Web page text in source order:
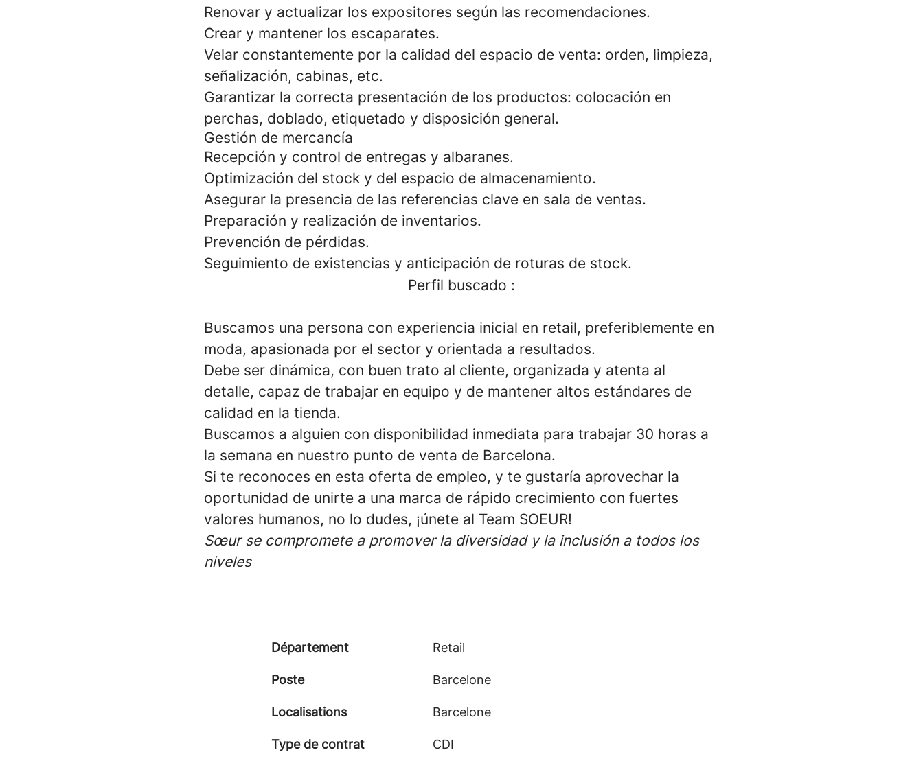
Renovar y actualizar los expositores según las recomendaciones.
Crear y mantener los escaparates.
Velar constantemente por la calidad del espacio de venta: orden, limpieza,
señalización, cabinas, etc.
Garantizar la correcta presentación de los productos: colocación en
perchas, doblado, etiquetado y disposición general.
Gestión de mercancía
Recepción y control de entregas y albaranes.
Optimización del stock y del espacio de almacenamiento.
Asegurar la presencia de las referencias clave en sala de ventas.
Preparación y realización de inventarios.
Prevención de pérdidas.
Seguimiento de existencias y anticipación de roturas de stock.
Perfil buscado :
Buscamos una persona con experiencia inicial en retail, preferiblemente en
moda, apasionada por el sector y orientada a resultados.
Debe ser dinámica, con buen trato al cliente, organizada y atenta al
detalle, capaz de trabajar en equipo y de mantener altos estándares de
calidad en la tienda.
Buscamos a alguien con disponibilidad inmediata para trabajar 30 horas a
la semana en nuestro punto de venta de Barcelona.
Si te reconoces en esta oferta de empleo, y te gustaría aprovechar la
oportunidad de unirte a una marca de rápido crecimiento con fuertes
valores humanos, no lo dudes, ¡únete al Team SOEUR!
Sœur se compromete a promover la diversidad y la inclusión a todos los
niveles
Département Retail
Poste Barcelone
Localisations Barcelone
Type de contrat CDI